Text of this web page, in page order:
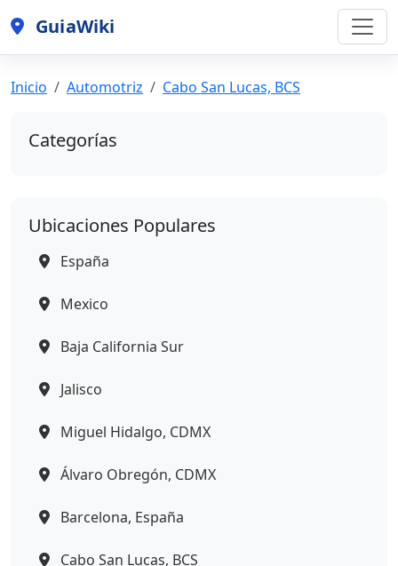
GuiaWiki
Inicio Automotriz Cabo San Lucas, BCS
Categorías
Ubicaciones Populares
España
Mexico
Baja California Sur
Jalisco
Miguel Hidalgo, CDMX
Álvaro Obregón, CDMX
Barcelona, España
Cabo San Lucas, BCS